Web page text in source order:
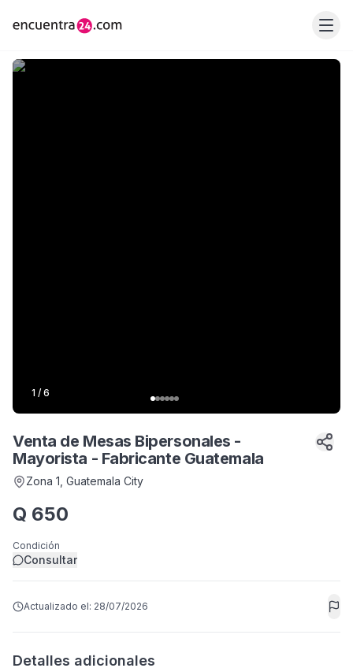
1 / 6
Venta de Mesas Bipersonales -
Mayorista - Fabricante Guatemala
Zona 1 , Guatemala City
Q 650
Condición
Consultar
Actualizado el: 28/07/2026
Detalles adicionales